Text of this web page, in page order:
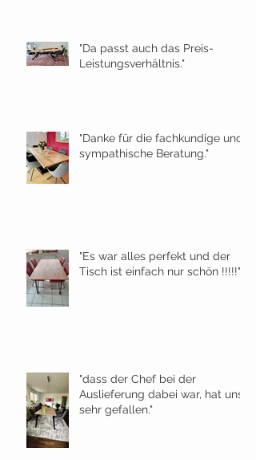
"Da passt auch das Preis-
Leistungsverhältnis."
"Danke für die fachkundige und
sympathische Beratung."
"Es war alles perfekt und der
Tisch ist einfach nur schön !!!!!"
"dass der Chef bei der
Auslieferung dabei war, hat uns
sehr gefallen."